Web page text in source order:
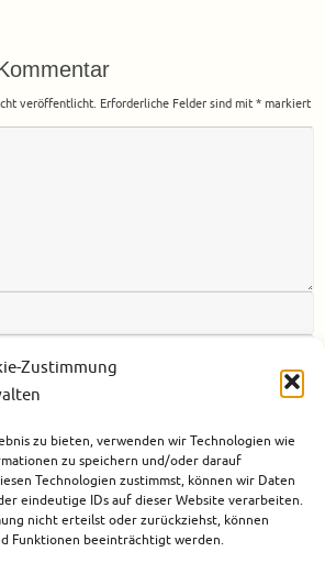
Zustimmung
zu bieten, verwenden wir Technologien wie
zu speichern und/oder darauf
Technologien zustimmst, können wir Daten
eindeutige IDs auf dieser Website verarbeiten.
nicht erteilst oder zurückziehst, können
Funktionen beeinträchtigt werden.
veröffentlicht. Erforderliche Felder sind mit * markiert
über nachfolgende Kommentare via E-Mail.
über neue Beiträge via E-Mail.